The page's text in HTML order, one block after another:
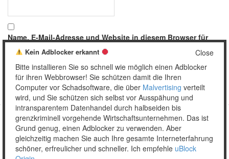
Name, E-Mail-Adresse und Website in diesem Browser für
meinen nächsten Kommentar speichern.
Copyright © 2026 Unser täglich Spam.
MobileWordPress Theme by themehall.com
Close
Kein Adblocker erkannt
Bitte installieren Sie so schnell wie möglich einen Adblocker
für ihren Webbrowser! Sie schützen damit die Ihren
Computer vor Schadsoftware, die über Malvertising verteilt
wird, und Sie schützen sich selbst vor Ausspähung und
intransparentem Datenhandel durch halbseiden bis
grenzkriminell vorgehende Wirtschaftsunternehmen. Das ist
Grund genug, einen Adblocker zu verwenden. Aber
gleichzeitig machen Sie auch Ihre gesamte Interneterfahrung
schöner, erfreulicher und schneller. Ich empfehle uBlock